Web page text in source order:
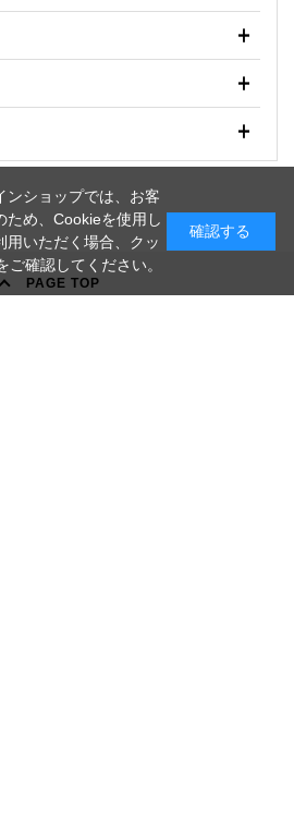
PAGE TOP
ンショップでは、お客
ため、Cookieを使用し
用いただく場合、クッ
確認してください。
確認する